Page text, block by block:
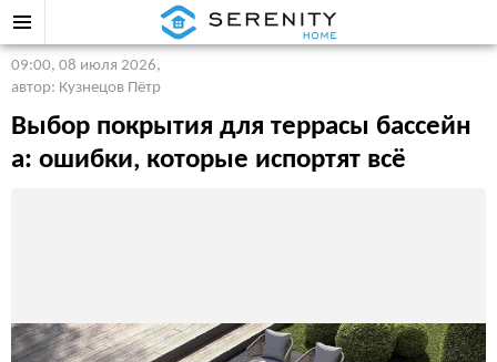
09:00, 08 июля 2026,
автор: Кузнецов Пётр
Выбор покрытия для террасы бассейн
а: ошибки, которые испортят всё